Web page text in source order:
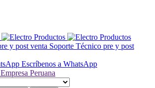
Soporte Técnico pre y post
Escríbenos a WhatsApp
Empresa Peruana